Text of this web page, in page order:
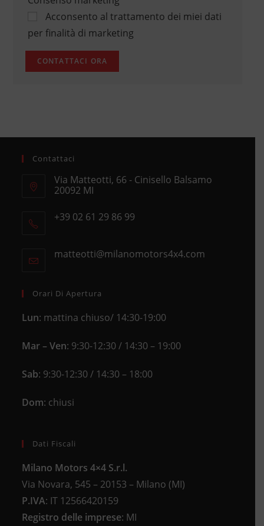
Acconsento al trattamento dei miei dati
per finalità di marketing
Contattaci
Via Matteotti, 66 - Cinisello Balsamo
20092 MI
in
+39 02 61 29 86 99
your
matteotti@milanomotors4x4.comOpens
Orari Di Apertura
Lun: mattina chiuso/ 14:30-19:00
Mar – Ven: 9:30-12:30 / 14:30 – 19:00
Sab: 9:30-12:30 / 14:30 – 18:00
Dom: chiusi
Dati Fiscali
Milano Motors 4×4 S.r.l.
Via Novara, 545 – 20153 – Milano (MI)
P.IVA: IT 12566420159
Registro delle imprese: MI